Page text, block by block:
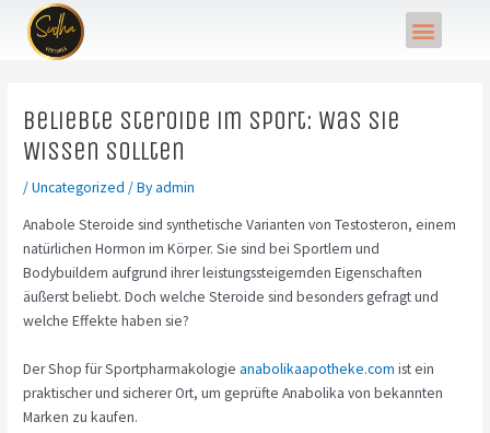
content
Menu
Beliebte Steroide im Sport: Was Sie
Wissen Sollten
/Uncategorized / Byadmin
Anabole Steroide sind synthetische Varianten von Testosteron, einem
natürlichen Hormon im Körper. Sie sind bei Sportlern und
Bodybuildern aufgrund ihrer leistungssteigernden Eigenschaften
äußerst beliebt. Doch welche Steroide sind besonders gefragt und
welche Effekte haben sie?
Der Shop für Sportpharmakologieanabolikaapotheke.com ist ein
praktischer und sicherer Ort, um geprüfte Anabolika von bekannten
Marken zu kaufen.
Post
navigation